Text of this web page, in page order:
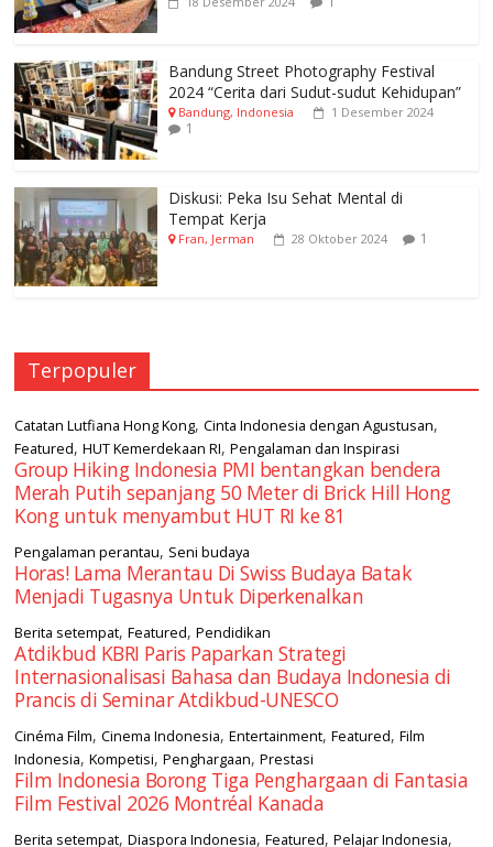
Bandung Street Photography Festival
2024 “Cerita dari Sudut-sudut Kehidupan”
Bandung, Indonesia 1 Desember 2024
1
Diskusi: Peka Isu Sehat Mental di
Tempat Kerja
Fran, Jerman 28 Oktober 2024 1
Terpopuler
Catatan Lutfiana Hong Kong,Cinta Indonesia dengan Agustusan,
Featured,HUT Kemerdekaan RI,Pengalaman dan Inspirasi
Group Hiking Indonesia PMI bentangkan bendera
Merah Putih sepanjang 50 Meter di Brick Hill Hong
Kong untuk menyambut HUT RI ke 81
Pengalaman perantau, Seni budaya
Horas! Lama Merantau Di Swiss Budaya Batak
Menjadi Tugasnya Untuk Diperkenalkan
Berita setempat,Featured,Pendidikan
Atdikbud KBRI Paris Paparkan Strategi
Internasionalisasi Bahasa dan Budaya Indonesia di
Prancis di Seminar Atdikbud-UNESCO
Cinéma Film,Cinema Indonesia,Entertainment,Featured,Film
Indonesia,Kompetisi,Penghargaan,Prestasi
Film Indonesia Borong Tiga Penghargaan di Fantasia
Film Festival 2026 Montréal Kanada
Berita setempat,Diaspora Indonesia,Featured,Pelajar Indonesia,